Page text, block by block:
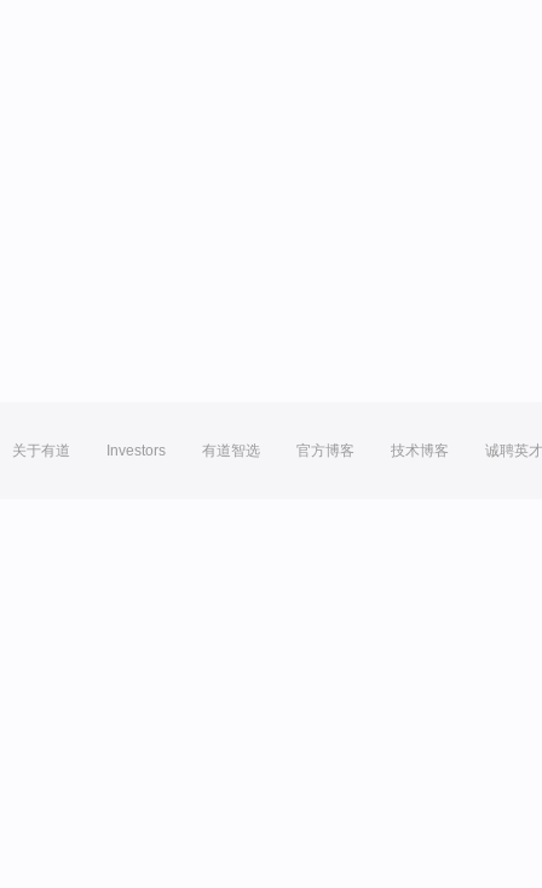
关于有道 Investors 有道智选 官方博客 技术博客 诚聘英才